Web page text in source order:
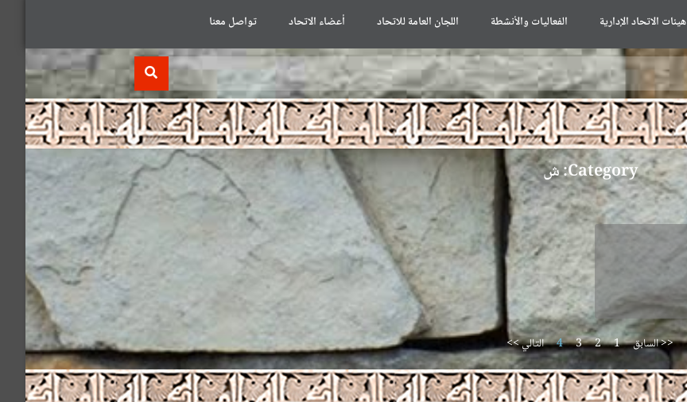
هيئات الاتحاد الإدارية الفعاليات والأنشطة اللجان العامة للاتحاد أعضاء الاتحاد تواصل معنا
Category: ش
<< السابق 1
2
3
4 التالي >>